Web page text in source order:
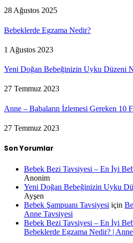
28 Ağustos 2025
Bebeklerde Egzama Nedir?
1 Ağustos 2023
Yeni Doğan Bebeğinizin Uyku Düzeni
27 Temmuz 2023
Anne – Babaların İzlemesi Gereken 10
27 Temmuz 2023
Son Yorumlar
Bebek Bezi Tavsiyesi – En İyi
Anonim
Yeni Doğan Bebeğinizin Uyku
Ayşen
Bebek Şampuanı Tavsiyesi için
Anne Tavsiyesi
Bebek Bezi Tavsiyesi – En İyi
Bebeklerde Egzama Nedir? |